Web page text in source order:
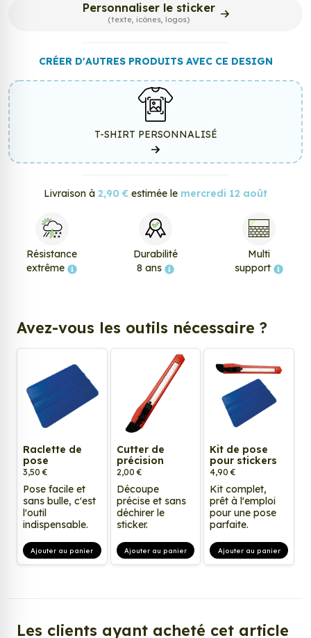
Personnaliser le sticker
(texte, icônes, logos)
CRÉER D'AUTRES PRODUITS AVEC CE DESIGN
T-SHIRT PERSONNALISÉ
Livraison à 2,90 € estimée le mercredi 12 août
Résistance
extrême
Durabilité
8 ans
Multi
support
Avez-vous les outils nécessaire ?
Raclette de
pose
3,50 €
Pose facile et
sans bulle, c'est
l'outil
indispensable.
Ajouter au panier
Cutter de
précision
2,00 €
Découpe
précise et sans
déchirer le
sticker.
Ajouter au panier
Kit de pose
pour stickers
4,90 €
Kit complet,
prêt à l'emploi
pour une pose
parfaite.
Ajouter au panier
Les clients ayant acheté cet article